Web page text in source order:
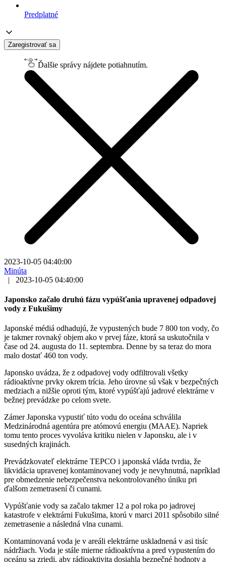
Predplatné
Zaregistrovať sa
Ďalšie správy nájdete potiahnutím.
2023-10-05 04:40:00
Minúta
|
2023-10-05 04:40:00
Japonsko začalo druhú fázu vypúšťania upravenej odpadovej
vody z Fukušimy
Japonské médiá odhadujú, že vypustených bude 7 800 ton vody, čo
je takmer rovnaký objem ako v prvej fáze, ktorá sa uskutočnila v
čase od 24. augusta do 11. septembra. Denne by sa teraz do mora
malo dostať 460 ton vody.
Japonsko uvádza, že z odpadovej vody odfiltrovali všetky
rádioaktívne prvky okrem trícia. Jeho úrovne sú však v bezpečných
medziach a nižšie oproti tým, ktoré vypúšťajú jadrové elektrárne v
bežnej prevádzke po celom svete.
Zámer Japonska vypustiť túto vodu do oceána schválila
Medzinárodná agentúra pre atómovú energiu (MAAE). Napriek
tomu tento proces vyvoláva kritiku nielen v Japonsku, ale i v
susedných krajinách.
Prevádzkovateľ elektrárne TEPCO i japonská vláda tvrdia, že
likvidácia upravenej kontaminovanej vody je nevyhnutná, napríklad
pre obmedzenie nebezpečenstva nekontrolovaného úniku pri
ďalšom zemetrasení či cunami.
Vypúšťanie vody sa začalo takmer 12 a pol roka po jadrovej
katastrofe v elektrárni Fukušima, ktorú v marci 2011 spôsobilo silné
zemetrasenie a následná vlna cunami.
Kontaminovaná voda je v areáli elektrárne uskladnená v asi tisíc
nádržiach. Voda je stále mierne rádioaktívna a pred vypustením do
oceánu sa zriedi, aby rádioaktivita dosiahla bezpečné hodnoty a